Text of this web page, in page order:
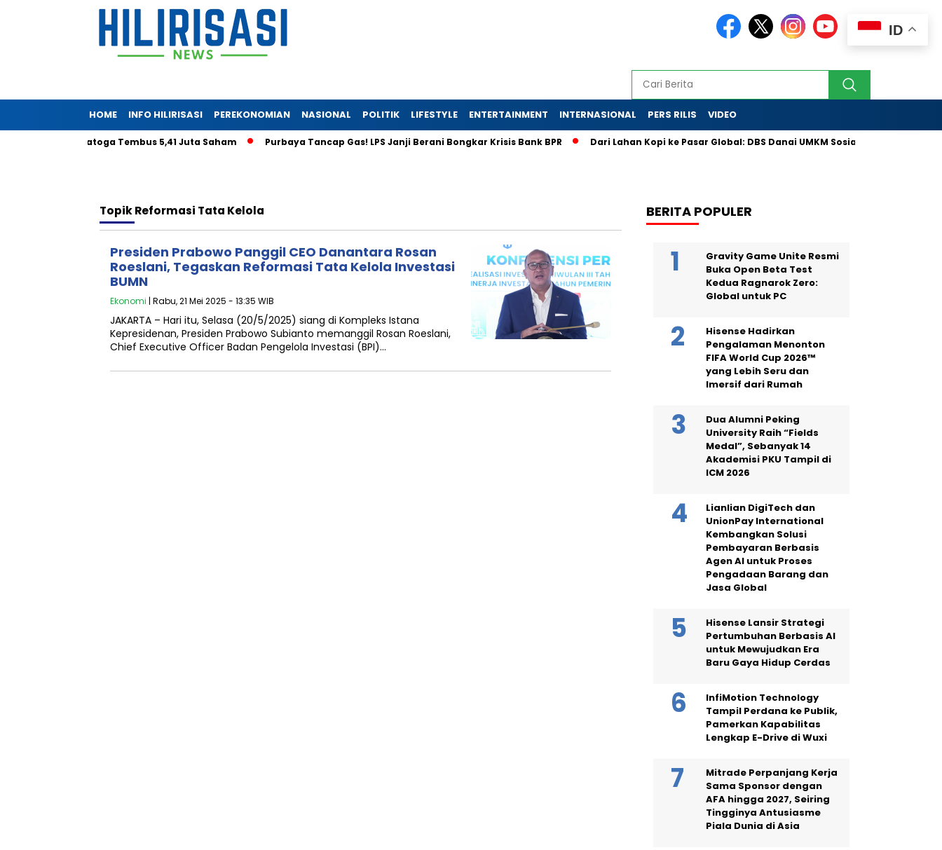
HOME INFO HILIRISASI PEREKONOMIAN NASIONAL POLITIK LIFESTYLE ENTERTAINMENT INTERNASIONAL PERS RILIS VIDEO
di Saratoga Tembus 5,41 Juta Saham Purbaya Tancap Gas! LPS Janji Berani Bongkar Krisis Bank BPR Dari Lahan Kopi ke Pasar Global: DBS Danai UMKM Sosial Lewat Skema
TopikReformasi Tata Kelola
Presiden Prabowo Panggil CEO Danantara Rosan
Roeslani, Tegaskan Reformasi Tata Kelola Investasi
BUMN
Ekonomi | Rabu, 21 Mei 2025 - 13:35 WIB
JAKARTA – Hari itu, Selasa (20/5/2025) siang di Kompleks Istana
Kepresidenan, Presiden Prabowo Subianto memanggil Rosan Roeslani,
Chief Executive Officer Badan Pengelola Investasi (BPI)…
BERITA POPULER
Gravity Game Unite Resmi
Buka Open Beta Test
Kedua Ragnarok Zero:
Global untuk PC
Hisense Hadirkan
Pengalaman Menonton
FIFA World Cup 2026™
yang Lebih Seru dan
Imersif dari Rumah
Dua Alumni Peking
University Raih “Fields
Medal”, Sebanyak 14
Akademisi PKU Tampil di
ICM 2026
Lianlian DigiTech dan
UnionPay International
Kembangkan Solusi
Pembayaran Berbasis
Agen AI untuk Proses
Pengadaan Barang dan
Jasa Global
Hisense Lansir Strategi
Pertumbuhan Berbasis AI
untuk Mewujudkan Era
Baru Gaya Hidup Cerdas
InfiMotion Technology
Tampil Perdana ke Publik,
Pamerkan Kapabilitas
Lengkap E-Drive di Wuxi
Mitrade Perpanjang Kerja
Sama Sponsor dengan
AFA hingga 2027, Seiring
Tingginya Antusiasme
Piala Dunia di Asia
ID